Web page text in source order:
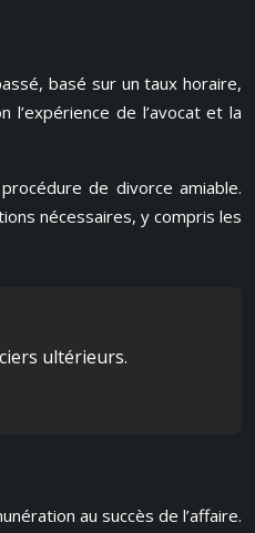
basé sur un taux horaire,
de l’avocat et la
de divorce amiable.
nécessaires, y compris les
ultérieurs.
au succès de l’affaire.